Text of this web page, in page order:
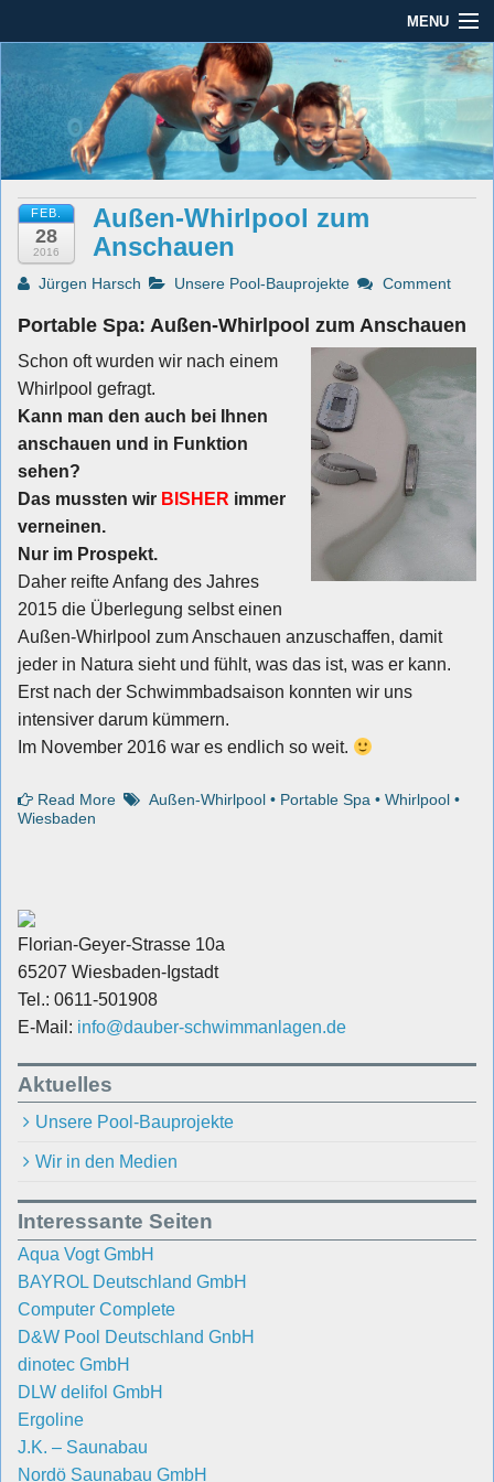
MENU
Dauber Schwimmanlagen GmbH
Leistungen
Service
Produkte
Öffnungszeiten
AGBs
Kontakt
Impressum / Datenschutz
Dauber Schwimmanlagen
GmbH
Seit mehr als 45 Jahren im Rhein-Main-Gebiet
FEB.
28
2016
Außen-Whirlpool zum
Anschauen
Jürgen Harsch Unsere Pool-Bauprojekte Comment
Portable Spa: Außen-Whirlpool zum Anschauen
Schon oft wurden wir nach einem
Whirlpool gefragt.
Kann man den auch bei Ihnen
anschauen und in Funktion
sehen?
Das mussten wir BISHER immer
verneinen.
Nur im Prospekt.
Daher reifte Anfang des Jahres
2015 die Überlegung selbst einen
Außen-Whirlpool zum Anschauen anzuschaffen, damit
jeder in Natura sieht und fühlt, was das ist, was er kann.
Erst nach der Schwimmbadsaison konnten wir uns
intensiver darum kümmern.
Im November 2016 war es endlich so weit.
Read More Außen-Whirlpool • Portable Spa •Whirlpool •
Wiesbaden
Florian-Geyer-Strasse 10a
65207 Wiesbaden-Igstadt
Tel.: 0611-501908
E-Mail: info@dauber-schwimmanlagen.de
Aktuelles
Unsere Pool-Bauprojekte
Wir in den Medien
Interessante Seiten
Aqua Vogt GmbH
BAYROL Deutschland GmbH
Computer Complete
D&W Pool Deutschland GnbH
dinotec GmbH
DLW delifol GmbH
Ergoline
J.K. – Saunabau
Nordö Saunabau GmbH